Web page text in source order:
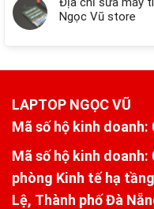
Ngọc Vũ store
LAPTOP NGỌC VŨ
Mã số hộ kinh doanh:
Mã số hộ kinh
phòng Kinh tế hạ
Lệ, Thành phố Đà